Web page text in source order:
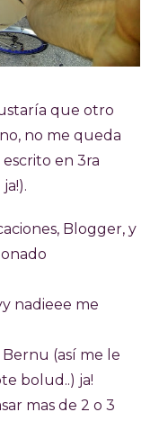
que otro
no me queda
en 3ra
Blogger, y
nadieee me
Bernu (así me le
bolud..) ja!
mas de 2 o 3